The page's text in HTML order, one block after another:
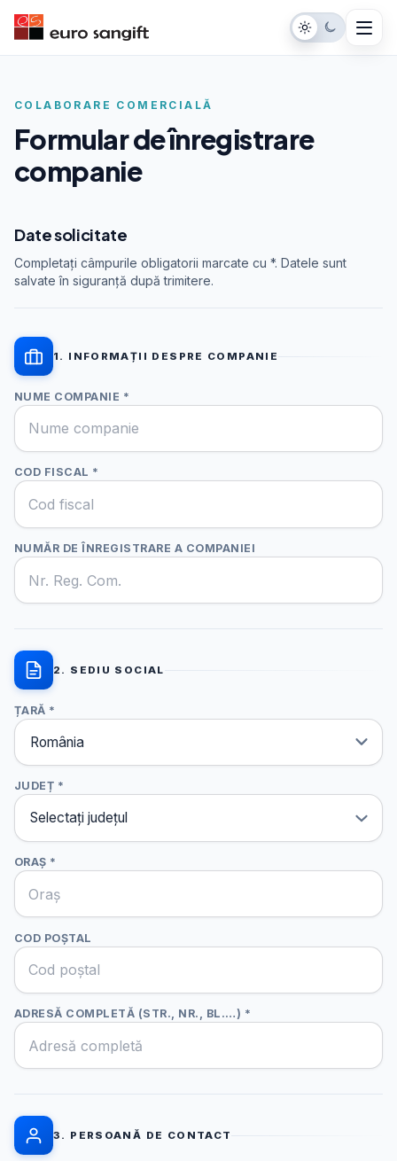
COLABORARE COMERCIALĂ
Formular de înregistrare
companie
Date solicitate
Completați câmpurile obligatorii marcate cu *. Datele sunt
salvate în siguranță după trimitere.
1. INFORMAȚII DESPRE COMPANIE
NUME COMPANIE *
COD FISCAL *
NUMĂR DE ÎNREGISTRARE A COMPANIEI
2. SEDIU SOCIAL
ȚARĂ *
JUDEȚ *
ORAȘ *
COD POȘTAL
ADRESĂ COMPLETĂ (STR., NR., BL.…) *
3. PERSOANĂ DE CONTACT